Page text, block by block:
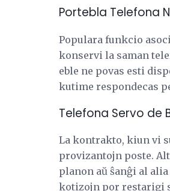
Portebla Telefona
Populara funkcio
konservi la saman
eble ne povas esti
kutime respondecas
Telefona Servo de
La kontrakto, kiun vi
provizantojn poste.
planon aŭ ŝanĝi al
kotizojn por restarigi